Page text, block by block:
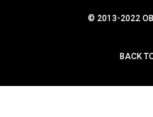
© 2013-2022
BACK